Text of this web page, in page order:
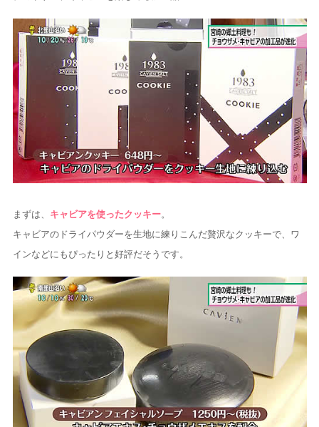
まずは、 キャビアを使ったクッキー。
キャビアのドライパウダーを生地に練りこんだ贅沢なクッキーで、ワ
インなどにもぴったりと好評だそうです。